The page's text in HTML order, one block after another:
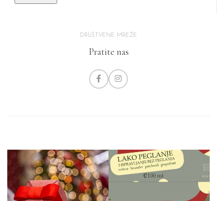
DRUŠTVENE MREŽE
Pratite nas